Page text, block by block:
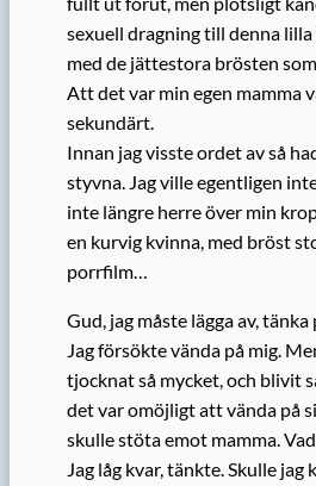
sexuell dragning till denna
med de jättestora brösten
Att det var min egen mamma
sekundärt.
Innan jag visste ordet av så
styvna. Jag ville egentligen
inte längre herre över min
en kurvig kvinna, med bröst
porrfilm…
Gud, jag måste lägga av,
Jag försökte vända på mig.
tjocknat så mycket, och blivit
det var omöjligt att vända på
skulle stöta emot mamma.
Jag låg kvar, tänkte. Skulle jag